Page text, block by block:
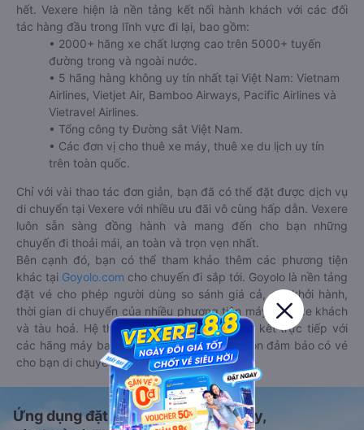
hết. Vexere hiện là nền tảng kết nối hành khách với các đối
tác hàng đầu trong lĩnh vực đi lại, bao gồm:
• 2000+ hãng xe chất lượng cao trên 5000+ tuyến
đường trong và ngoài nước.
• 5 hãng hàng không uy tín nhất tại Việt Nam: Vietnam
Airlines, Vietjet Air, Bamboo Airways, Pacific Airlines và
Vietravel Airlines.
• Tổng công ty Đường sắt Việt Nam.
• Các đơn vị cho thuê xe máy, thuê xe du lịch uy tín
trên toàn quốc.
Chỉ với vài thao tác đơn giản, bạn đã có thể đặt được dịch vụ
di chuyển tại Vexere với nhiều ưu đãi vô cùng hấp dẫn. Vexere
luôn sẵn sàng đồng hành và mang đến cho bạn những
chuyến đi thoải mái, an toàn và trọn vẹn nhất.
Bên cạnh đó, bạn có thể tham khảo thêm các phương tiện
khác tại Goyolo.com cho chuyến đi sắp tới. Goyolo là nền tảng
đặt vé cho phép người dùng so sánh giá cả, giờ khởi hành,
thời gian di chuyển của nhiều phương tiện máy bay, xe khách
và tàu hoả. Hệ thống của Goyolo được liên kết trực tiếp với
các hãng máy bay, xe khách và tàu hoả, luôn đảm bảo có vé
cho bạn di chuyển.
Ứng dụng đặt vé Xe khách, Máy bay,